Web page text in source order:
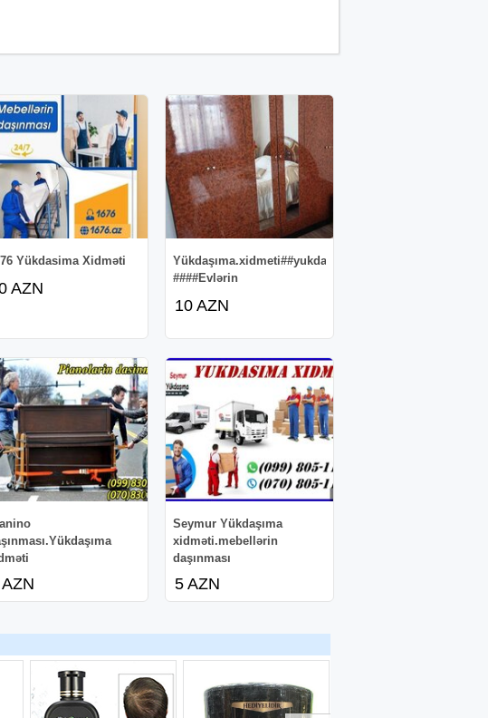
Yükdasima Xidməti
AZN
Yükdaşıma.xidmeti##yukdaşıma###daşıma
####Evlərin
10 AZN
Seymur Yükdaşıma
xidməti.mebellərin
daşınması
5 AZN